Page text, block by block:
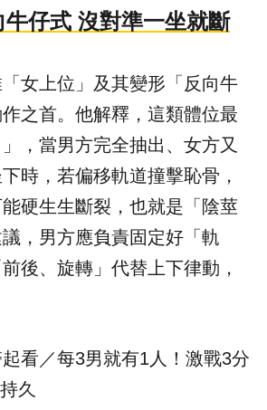
牛仔式 沒對準一坐就斷
女上位」及其變形「反向牛
之首。他解釋，這類體位最
，當男方完全抽出、女方又
時，若偏移軌道撞擊恥骨，
硬生生斷裂，也就是「陰莖
，男方應負責固定好「軌
後、旋轉」代替上下律動，
看／每3男就有1人！激戰3分
久